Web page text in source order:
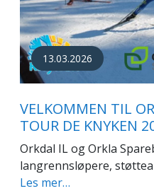
13.03.2026
VELKOMMEN TIL
TOUR DE KNYKEN
Orkdal IL og Orkla
langrennsløpere,
Les mer…